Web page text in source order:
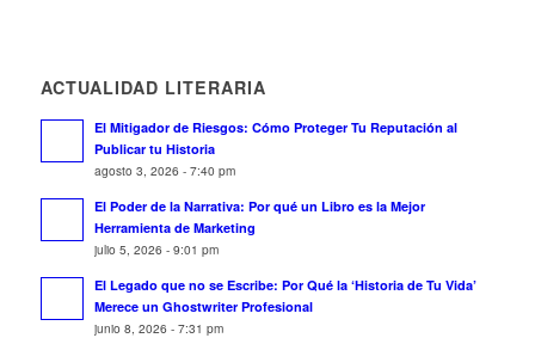
ACTUALIDAD LITERARIA
El Mitigador de Riesgos: Cómo Proteger Tu Reputación al
Publicar tu Historia
agosto 3, 2026 - 7:40 pm
El Poder de la Narrativa: Por qué un Libro es la Mejor
Herramienta de Marketing
julio 5, 2026 - 9:01 pm
El Legado que no se Escribe: Por Qué la ‘Historia de Tu Vida’
Merece un Ghostwriter Profesional
junio 8, 2026 - 7:31 pm